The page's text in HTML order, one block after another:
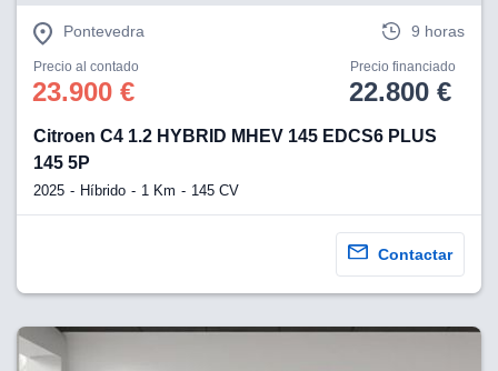
Pontevedra 9 horas
Precio al contado
23.900 €
Precio financiado
22.800 €
Citroen C4 1.2 HYBRID MHEV 145 EDCS6 PLUS
145 5P
2025 Híbrido 1 Km 145 CV
Contactar